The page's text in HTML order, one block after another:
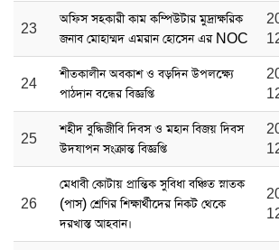
23
অফিস সহকারী কাম কম্পিউটার মুদ্রাক্ষরিক
জনাব মোহাম্মদ এমরান হোসেন এর NOC
24
শীতকালীন অবকাশ ও বড়দিন উপলক্ষ্যে
পাঠদান বন্ধের বিজ্ঞপ্তি
25
শহীদ বুদ্ধিজীবি দিবস ও মহান বিজয় দিবস
উদযাপন সংক্রান্ত বিজ্ঞপ্তি
26
মেধাবী কোটায় প্রান্তিক সুবিধা বঞ্চিত স্নাতক
(পাস) শ্রেণির শিক্ষার্থীদের নিকট থেকে
দরখাস্ত আহবান।